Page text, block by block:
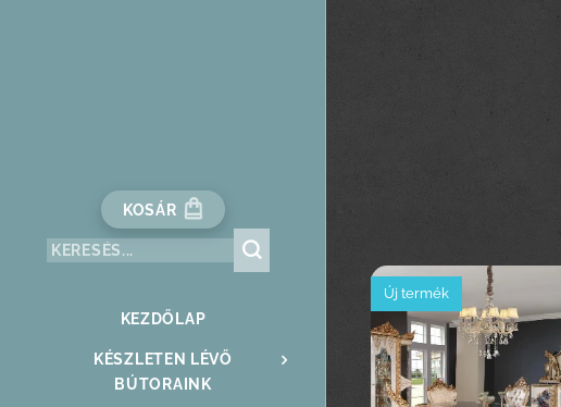
KOSÁR
KEZDŐLAP
KÉSZLETEN LÉVŐ
BÚTORAINK
Új termék